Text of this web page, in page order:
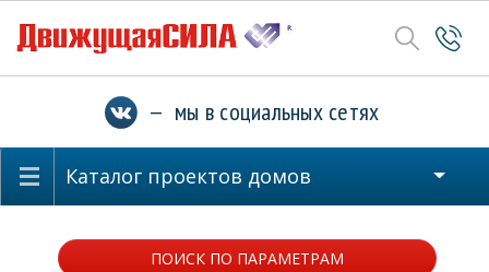
— мы в социальных сетях
Каталог проектов домов
ПОИСК ПО ПАРАМЕТРАМ